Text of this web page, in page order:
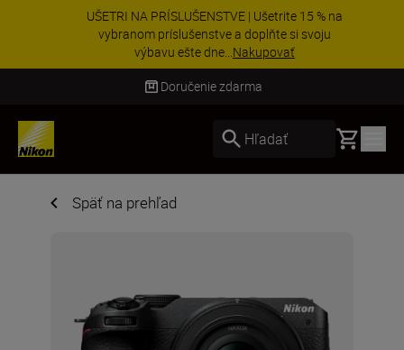
UŠETRI NA PRÍSLUŠENSTVE | Ušetrite 15 % na
vybranom príslušenstve a doplňte si svoju
výbavu ešte dne...Nakupovať
Doručenie do 3 – 4 pracovných dní
Hľadať Basket
Späť na prehľad